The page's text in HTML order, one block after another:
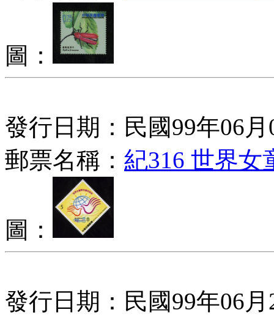
圖：
發行日期：民國99年06月
郵票名稱： 紀316 世界女
圖：
發行日期：民國99年06月